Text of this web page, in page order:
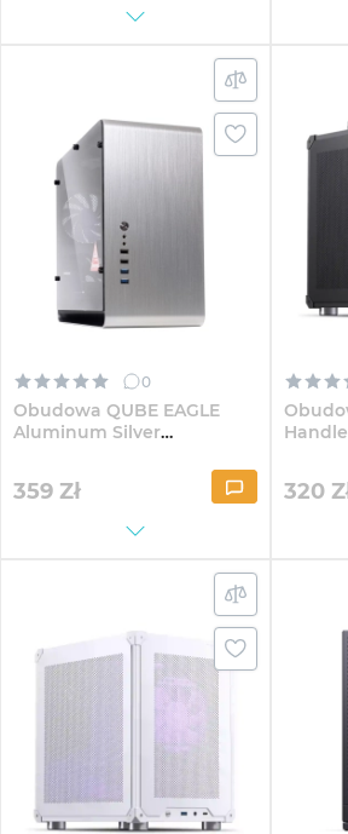
0
Obudowa QUBE EAGLE
Aluminum Silver
359 Zł 320